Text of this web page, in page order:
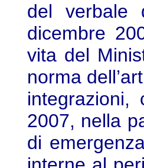
del verbale
dicembre
vita del
norma
2007, nella
di